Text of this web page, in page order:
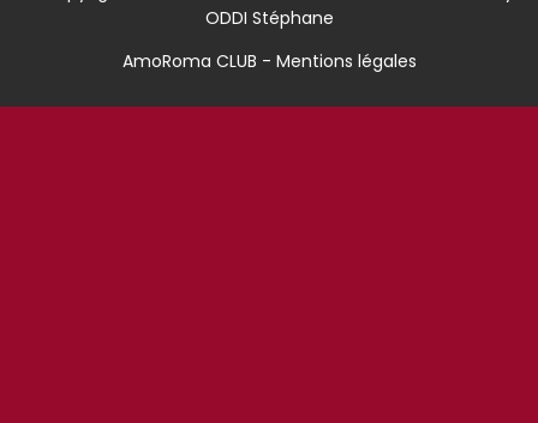
ODDI Stéphane
AmoRoma CLUB - Mentions légales